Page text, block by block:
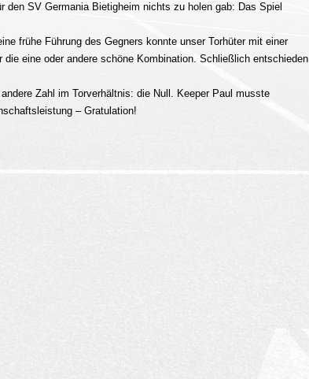
SV Germania Bietigheim nichts zu holen gab: Das Spiel
frühe Führung des Gegners konnte unser Torhüter mit einer
eine oder andere schöne Kombination. Schließlich entschieden
Zahl im Torverhältnis: die Null. Keeper Paul musste
– Gratulation!